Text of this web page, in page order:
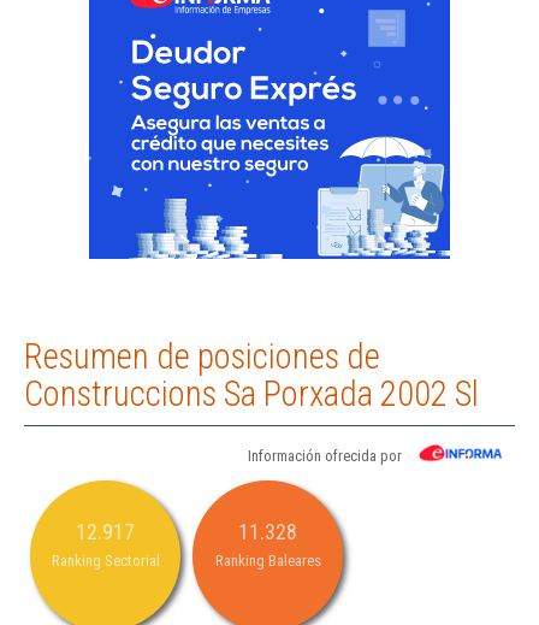
Resumen de posiciones de
Construccions Sa Porxada 2002 Sl
Información ofrecida por
12.917
Ranking Sectorial
11.328
Ranking Baleares